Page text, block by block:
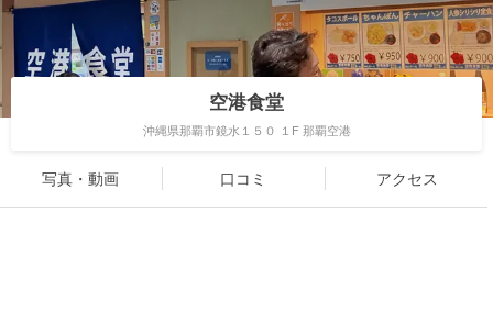
空港食堂
沖縄県那覇市鏡水１５０ １F 那覇空港
写真・動画 口コミ アクセス